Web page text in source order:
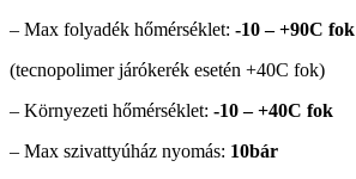
– Max folyadék hőmérséklet: -10 – +90C fok
(tecnopolimer járókerék esetén +40C fok)
– Környezeti hőmérséklet: -10 – +40C fok
– Max szivattyúház nyomás: 10bár